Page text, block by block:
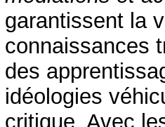
garantissent la
connaissances
des
idéologies
critique. Avec